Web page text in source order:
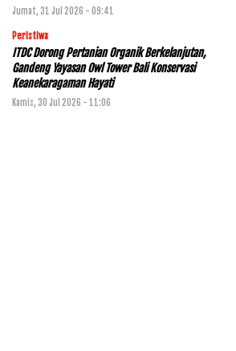
Jumat, 31 Jul 2026 - 09:41
Peristiwa
ITDC Dorong Pertanian Organik Berkelanjutan,
Gandeng Yayasan Owl Tower Bali Konservasi
Keanekaragaman Hayati
Kamis, 30 Jul 2026 - 11:06